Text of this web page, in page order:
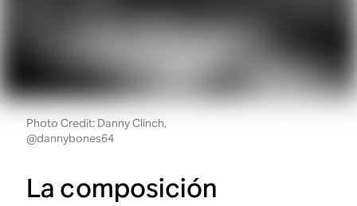
Photo Credit: Danny Clinch,
@dannybones64
La composición